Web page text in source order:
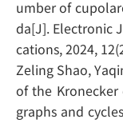
umber of
da[J]. Electronic
cations, 2024,
Zeling Shao,
of the
graphs and